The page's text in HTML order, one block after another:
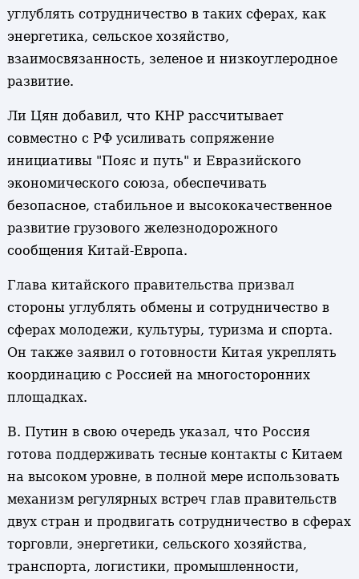
углублять сотрудничество в таких сферах, как
энергетика, сельское хозяйство,
взаимосвязанность, зеленое и низкоуглеродное
развитие.
Ли Цян добавил, что КНР рассчитывает
совместно с РФ усиливать сопряжение
инициативы "Пояс и путь" и Евразийского
экономического союза, обеспечивать
безопасное, стабильное и высококачественное
развитие грузового железнодорожного
сообщения Китай-Европа.
Глава китайского правительства призвал
стороны углублять обмены и сотрудничество в
сферах молодежи, культуры, туризма и спорта.
Он также заявил о готовности Китая укреплять
координацию с Россией на многосторонних
площадках.
В. Путин в свою очередь указал, что Россия
готова поддерживать тесные контакты с Китаем
на высоком уровне, в полной мере использовать
механизм регулярных встреч глав правительств
двух стран и продвигать сотрудничество в сферах
торговли, энергетики, сельского хозяйства,
транспорта, логистики, промышленности,